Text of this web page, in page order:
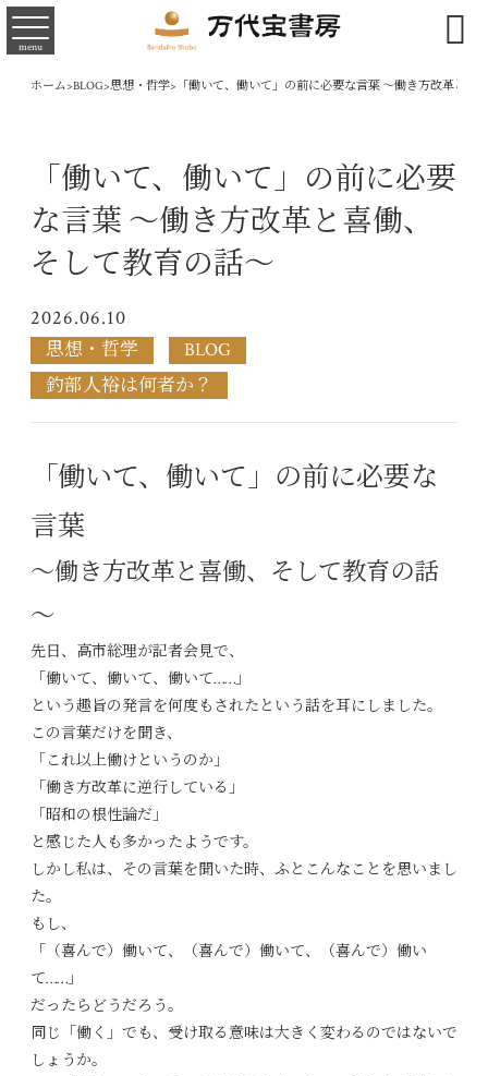
menu 
ホーム>BLOG>思想・哲学> 「働いて、働いて」の前に必要な言葉 ～働き方改革と喜
「働いて、働いて」の前に必要
な言葉 ～働き方改革と喜働、
そして教育の話～
2026.06.10
思想・哲学
BLOG
釣部人裕は何者か？
「働いて、働いて」の前に必要な
言葉
～働き方改革と喜働、そして教育の話
～
先日、高市総理が記者会見で、
「働いて、働いて、働いて……」
という趣旨の発言を何度もされたという話を耳にしました。
この言葉だけを聞き、
「これ以上働けというのか」
「働き方改革に逆行している」
「昭和の根性論だ」
と感じた人も多かったようです。
しかし私は、その言葉を聞いた時、ふとこんなことを思いまし
た。
もし、
「（喜んで）働いて、（喜んで）働いて、（喜んで）働い
て……」
だったらどうだろう。
同じ「働く」でも、受け取る意味は大きく変わるのではないで
しょうか。